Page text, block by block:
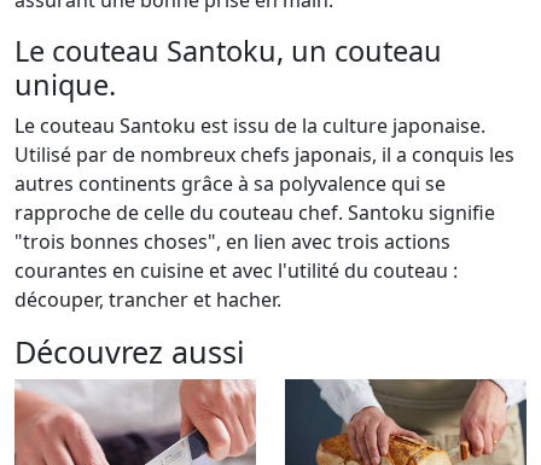
Le couteau Santoku, un couteau
unique.
Le couteau Santoku est issu de la culture japonaise.
Utilisé par de nombreux chefs japonais, il a conquis les
autres continents grâce à sa polyvalence qui se
rapproche de celle du couteau chef. Santoku signifie
"trois bonnes choses", en lien avec trois actions
courantes en cuisine et avec l'utilité du couteau :
découper, trancher et hacher.
Découvrez aussi